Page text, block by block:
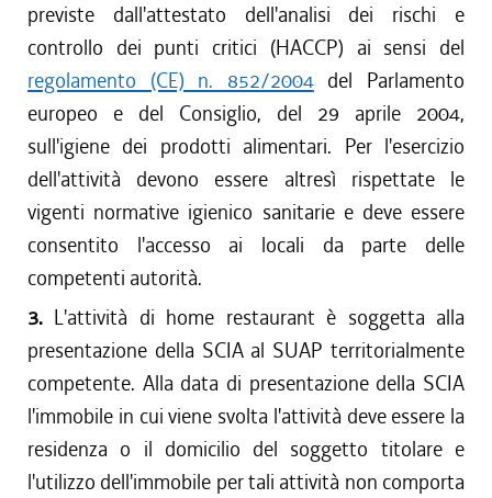
previste dall'attestato dell'analisi dei rischi e
controllo dei punti critici (HACCP) ai sensi del
regolamento (CE) n. 852/2004del Parlamento
europeo e del Consiglio, del 29 aprile 2004,
sull'igiene dei prodotti alimentari. Per l'esercizio
dell'attività devono essere altresì rispettate le
vigenti normative igienico sanitarie e deve essere
consentito l'accesso ai locali da parte delle
competenti autorità.
3. L'attività di home restaurant è soggetta alla
presentazione della SCIA al SUAP territorialmente
competente. Alla data di presentazione della SCIA
l'immobile in cui viene svolta l'attività deve essere la
residenza o il domicilio del soggetto titolare e
l'utilizzo dell'immobile per tali attività non comporta